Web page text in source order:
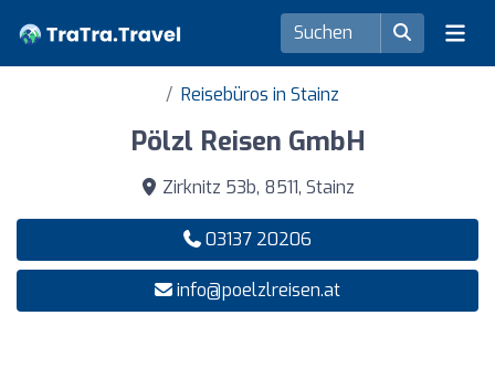
Reisebüros in Stainz
Pölzl Reisen GmbH
Zirknitz 53b, 8511, Stainz
03137 20206
info@poelzlreisen.at